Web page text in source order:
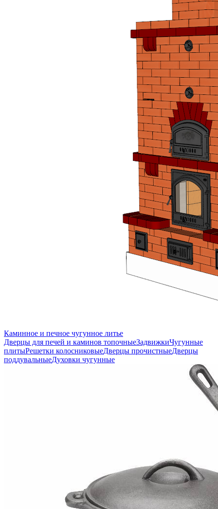
Каминное и печное чугунное литье
Дверцы для печей и каминов топочныеЗадвижкиЧугунные
плитыРешетки колосниковыеДверцы прочистныеДверцы
поддувальныеДуховки чугунные